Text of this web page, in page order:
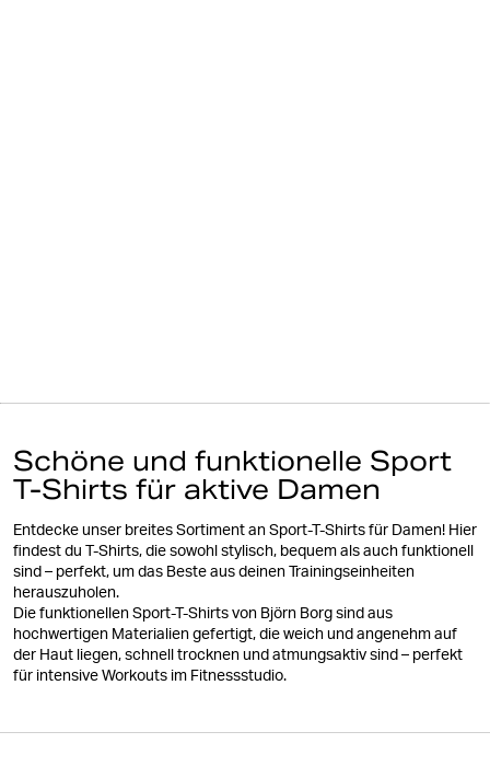
Schöne und funktionelle Sport
T-Shirts für aktive Damen
Entdecke unser breites Sortiment an Sport-T-Shirts für Damen! Hier
findest du T-Shirts, die sowohl stylisch, bequem als auch funktionell
sind – perfekt, um das Beste aus deinen Trainingseinheiten
herauszuholen.
Die funktionellen Sport-T-Shirts von Björn Borg sind aus
hochwertigen Materialien gefertigt, die weich und angenehm auf
der Haut liegen, schnell trocknen und atmungsaktiv sind – perfekt
für intensive Workouts im Fitnessstudio.